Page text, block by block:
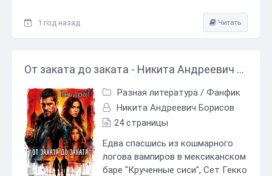
1 год назад Читать
От заката до заката - Никита Андреевич Борисов
Разная литература/ Фанфик
Никита Андреевич Борисов
24 страницы
Едва спасшись из кошмарного
логова вампиров в мексиканском
баре "Крученные сиси", Сет Гекко